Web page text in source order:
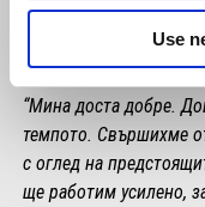
Use
“Мина доста добре.
темпото. Свършихме
с оглед на
ще работим усилено,